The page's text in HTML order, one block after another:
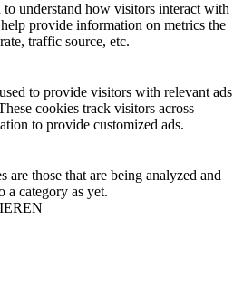
understand how visitors interact with
provide information on metrics the
traffic source, etc.
to provide visitors with relevant ads
cookies track visitors across
to provide customized ads.
are those that are being analyzed and
a category as yet.